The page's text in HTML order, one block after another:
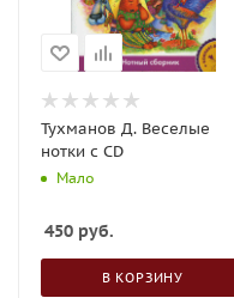
Тухманов Д. Веселые
нотки с CD
Мало
450 руб.
В КОРЗИНУ